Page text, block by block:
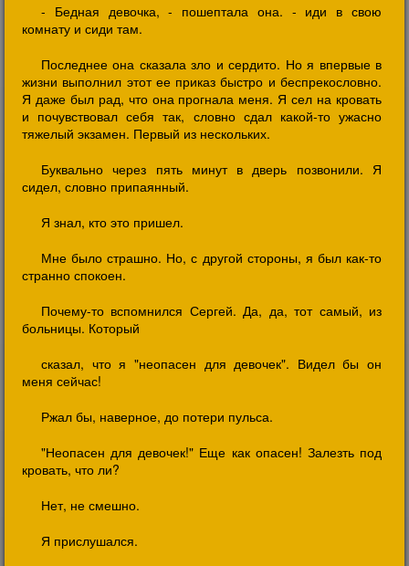
- Бедная девочка, - пошептала она. - иди в свою
комнату и сиди там.
Последнее она сказала зло и сердито. Но я впервые в
жизни выполнил этот ее приказ быстро и беспрекословно.
Я даже был рад, что она прогнала меня. Я сел на кровать
и почувствовал себя так, словно сдал какой-то ужасно
тяжелый экзамен. Первый из нескольких.
Буквально через пять минут в дверь позвонили. Я
сидел, словно припаянный.
Я знал, кто это пришел.
Мне было страшно. Но, с другой стороны, я был как-то
странно спокоен.
Почему-то вспомнился Сергей. Да, да, тот самый, из
больницы. Который
сказал, что я "неопасен для девочек". Видел бы он
меня сейчас!
Ржал бы, наверное, до потери пульса.
"Неопасен для девочек!" Еще как опасен! Залезть под
кровать, что ли?
Нет, не смешно.
Я прислушался.